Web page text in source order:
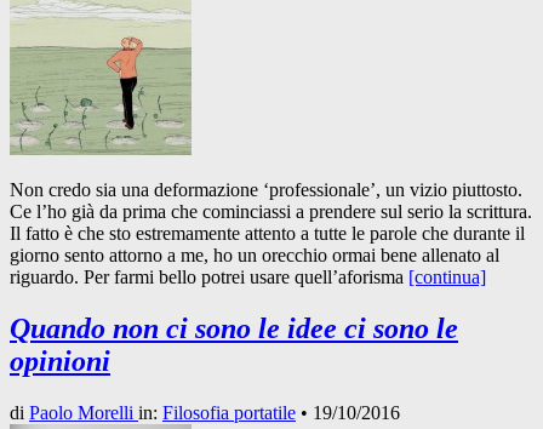
Non credo sia una deformazione ‘professionale’, un vizio piuttosto.
Ce l’ho già da prima che cominciassi a prendere sul serio la scrittura.
Il fatto è che sto estremamente attento a tutte le parole che durante il
giorno sento attorno a me, ho un orecchio ormai bene allenato al
riguardo. Per farmi bello potrei usare quell’aforisma [continua]
Quando non ci sono le idee ci sono le
opinioni
di Paolo Morelli in: Filosofia portatile • 19/10/2016